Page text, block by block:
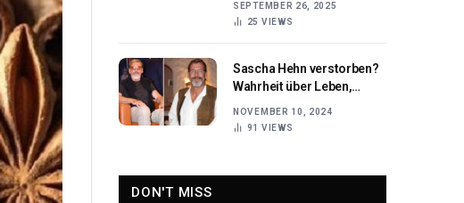
Trauringen
SEPTEMBER 26, 2025
25 VIEWS
Sascha Hehn verstorben?
Wahrheit über Leben,
NOVEMBER 10, 2024
91 VIEWS
DON'T MISS